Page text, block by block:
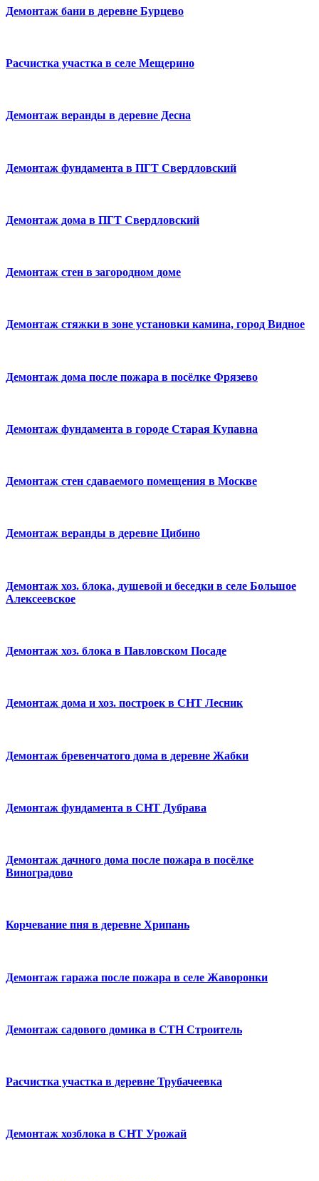
Демонтаж бани в деревне Бурцево
Расчистка участка в селе Мещерино
Демонтаж веранды в деревне Десна
Демонтаж фундамента в ПГТ Свердловский
Демонтаж дома в ПГТ Свердловский
Демонтаж стен в загородном доме
Демонтаж стяжки в зоне установки камина, город Видное
Демонтаж дома после пожара в посёлке Фрязево
Демонтаж фундамента в городе Старая Купавна
Демонтаж стен сдаваемого помещения в Москве
Демонтаж веранды в деревне Цибино
Демонтаж хоз. блока, душевой и беседки в селе Большое
Алексеевское
Демонтаж хоз. блока в Павловском Посаде
Демонтаж дома и хоз. построек в СНТ Лесник
Демонтаж бревенчатого дома в деревне Жабки
Демонтаж фундамента в СНТ Дубрава
Демонтаж дачного дома после пожара в посёлке
Виноградово
Корчевание пня в деревне Хрипань
Демонтаж гаража после пожара в селе Жаворонки
Демонтаж садового домика в СТН Строитель
Расчистка участка в деревне Трубачеевка
Демонтаж хозблока в СНТ Урожай